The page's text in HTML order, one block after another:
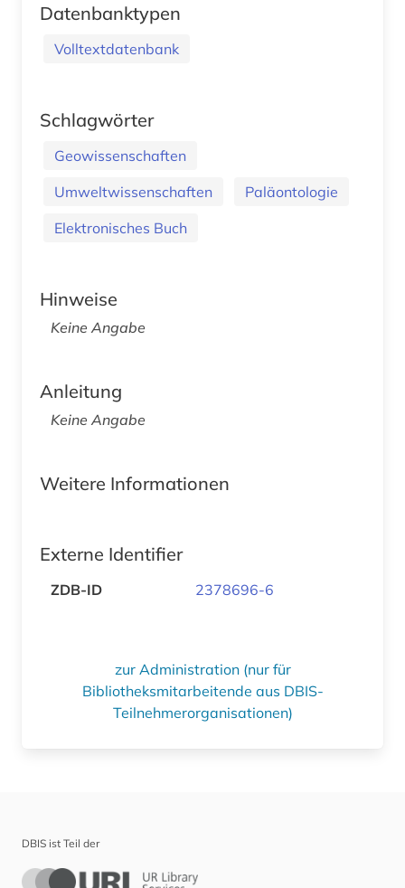
Datenbanktypen
Volltextdatenbank
Schlagwörter
Geowissenschaften
Umweltwissenschaften
Paläontologie
Elektronisches Buch
Hinweise
Keine Angabe
Anleitung
Keine Angabe
Weitere Informationen
Externe Identifier
ZDB-ID 2378696-6
zur Administration (nur für
Bibliotheksmitarbeitende aus DBIS-
Teilnehmerorganisationen)
DBIS ist Teil der